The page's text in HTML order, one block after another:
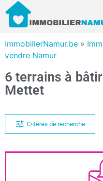
ImmobilierNamur.be »
vendre Namur
6 terrains à
Mettet
Critères de recherche